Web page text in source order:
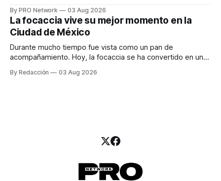
para los textos, alguien que supiera de publicidad digital
para encontrar prospectos, un vendedor para atender
llamadas y mensajes, y —con suerte— una persona
By PRO Network 03 Aug 2026
La focaccia vive su mejor momento en la
Ciudad de México
Durante mucho tiempo fue vista como un pan de
acompañamiento. Hoy, la focaccia se ha convertido en uno
artesanal, ingredientes de calidad y experiencias que
By Redacción 03 Aug 2026